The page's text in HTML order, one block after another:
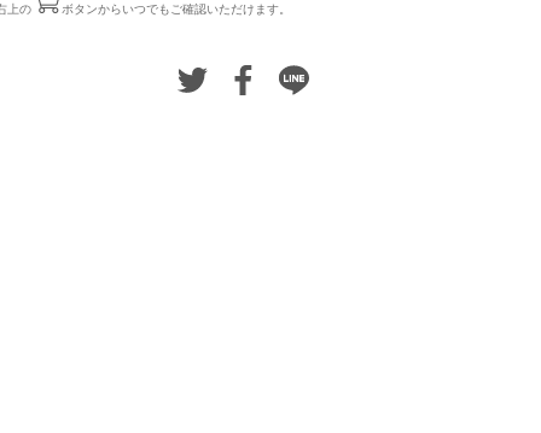
上の ボタンからいつでもご確認いただけます。